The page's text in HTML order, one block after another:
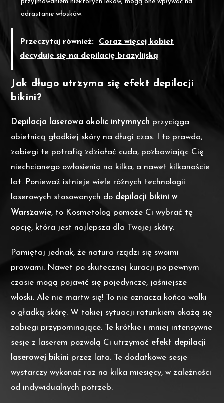
odrastanie włosków.
Przeczytaj również:
Coraz więcej kobiet
decyduje się na depilację brazylijską
Jak długo utrzyma się efekt depilacji
bikini?
Depilacja laserowa okolic intymnych przyciąga
obietnicą gładkiej skóry na długi czas. I to prawda,
zabiegi te potrafią zdziałać cuda, pozbawiając Cię
niechcianego owłosienia na kilka, a nawet kilkanaście
lat. Ponieważ istnieje wiele różnych technologii
laserowych stosowanych do depilacji bikini w
Warszawie, to Kosmetolog pomoże Ci wybrać tę
opcję, która jest najlepsza dla Twojej skóry.
Pamiętaj jednak, że natura rządzi się swoimi
prawami. Nawet po skutecznej kuracji po pewnym
czasie mogą pojawić się pojedyncze, jaśniejsze
włoski. Ale nie martw się! To nie oznacza końca walki
o gładką skórę. W takiej sytuacji ratunkiem okażą się
zabiegi przypominające. Te krótkie i mniej intensywne
sesje z laserem pozwolą Ci utrzymać efekt depilacji
laserowej bikini przez lata. Te dodatkowe sesje
wystarczy wykonać raz na kilka miesięcy, w zależności
od indywidualnych potrzeb.